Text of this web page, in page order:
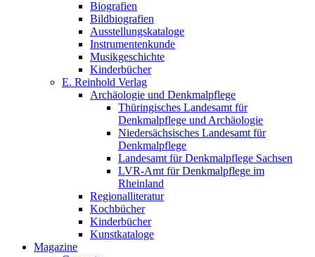
Biografien
Bildbiografien
Ausstellungskataloge
Instrumentenkunde
Musikgeschichte
Kinderbücher
E. Reinhold Verlag
Archäologie und Denkmalpflege
Thüringisches Landesamt für
Denkmalpflege und Archäologie
Niedersächsisches Landesamt für
Denkmalpflege
Landesamt für Denkmalpflege Sachsen
LVR-Amt für Denkmalpflege im
Rheinland
Regionalliteratur
Kochbücher
Kinderbücher
Kunstkataloge
Magazine